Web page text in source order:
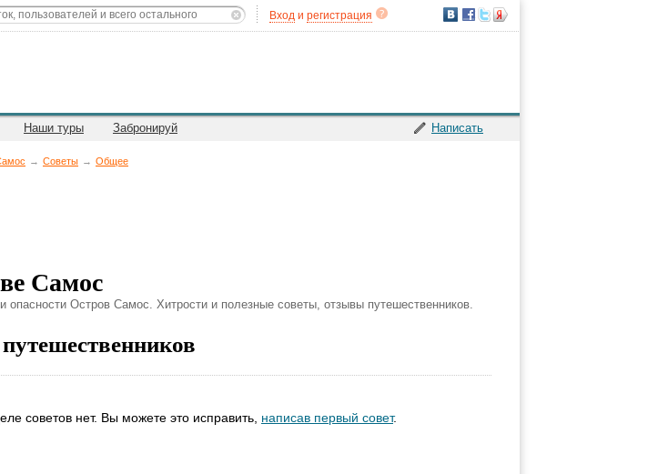
Вход и регистрация
Написать
Наши туры Забронируй
→ Советы → Общее
Самос
опасности Остров Самос. Хитрости и полезные советы, отзывы путешественников.
советов нет. Вы можете это исправить, написав первый совет.